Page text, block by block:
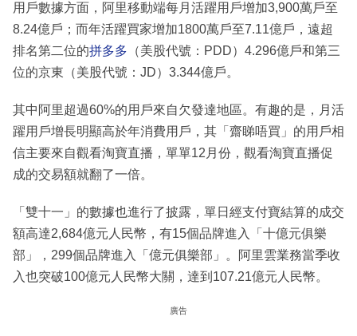
用戶數據方面，阿里移動端每月活躍用戶增加3,900萬戶至
8.24億戶；而年活躍買家增加1800萬戶至7.11億戶，遠超
排名第二位的拼多多 （美股代號：PDD）4.296億戶和第三
位的京東（美股代號：JD）3.344億戶。
其中阿里超過60%的用戶來自欠發達地區。有趣的是，月活
躍用戶增長明顯高於年消費用戶，其「齋睇唔買」的用戶相
信主要來自觀看淘寶直播，單單12月份，觀看淘寶直播促
成的交易額就翻了一倍。
「雙十一」的數據也進行了披露，單日經支付寶結算的成交
額高達2,684億元人民幣，有15個品牌進入「十億元俱樂
部」，299個品牌進入「億元俱樂部」。阿里雲業務當季收
入也突破100億元人民幣大關，達到107.21億元人民幣。
廣告